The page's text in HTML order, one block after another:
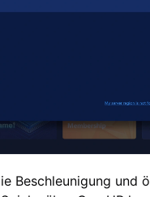
Beschleunigung und